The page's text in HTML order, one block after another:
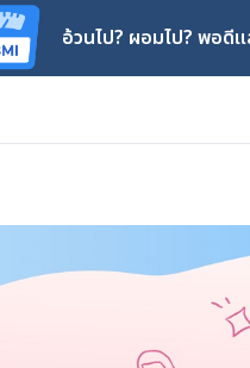
อ้วนไป? ผอมไป? พอดี